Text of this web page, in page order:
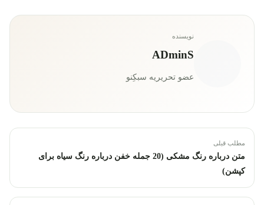
نویسنده
ADminS
عضو تحریریه سبکِنو
مطلب قبلی
متن درباره رنگ مشکی (20 جمله خفن درباره رنگ سیاه برای
کپشن)